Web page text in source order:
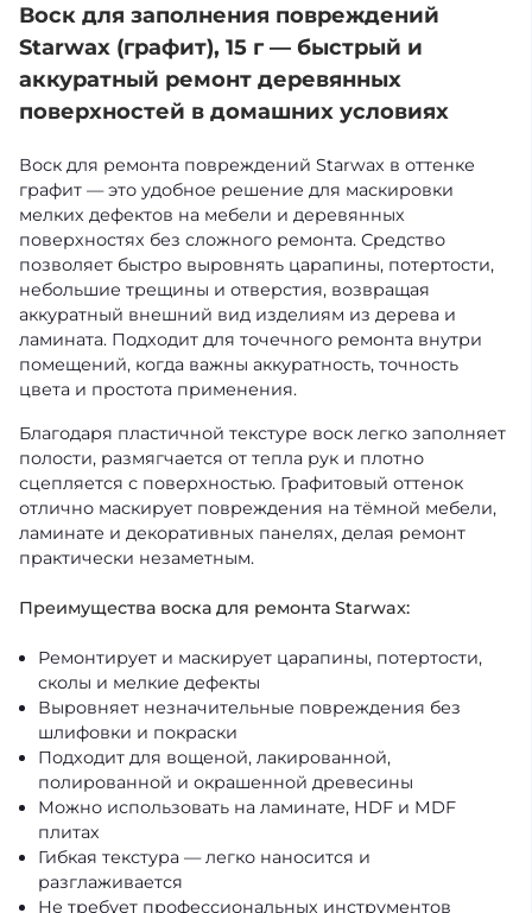
Воск для заполнения повреждений
Starwax (графит), 15 г — быстрый и
аккуратный ремонт деревянных
поверхностей в домашних условиях
Воск для ремонта повреждений Starwax в оттенке
графит — это удобное решение для маскировки
мелких дефектов на мебели и деревянных
поверхностях без сложного ремонта. Средство
позволяет быстро выровнять царапины, потертости,
небольшие трещины и отверстия, возвращая
аккуратный внешний вид изделиям из дерева и
ламината. Подходит для точечного ремонта внутри
помещений, когда важны аккуратность, точность
цвета и простота применения.
Благодаря пластичной текстуре воск легко заполняет
полости, размягчается от тепла рук и плотно
сцепляется с поверхностью. Графитовый оттенок
отлично маскирует повреждения на тёмной мебели,
ламинате и декоративных панелях, делая ремонт
практически незаметным.
Преимущества воска для ремонта Starwax:
Ремонтирует и маскирует царапины, потертости,
сколы и мелкие дефекты
Выровняет незначительные повреждения без
шлифовки и покраски
Подходит для вощеной, лакированной,
полированной и окрашенной древесины
Можно использовать на ламинате, HDF и MDF
плитах
Гибкая текстура — легко наносится и
разглаживается
Не требует профессиональных инструментов